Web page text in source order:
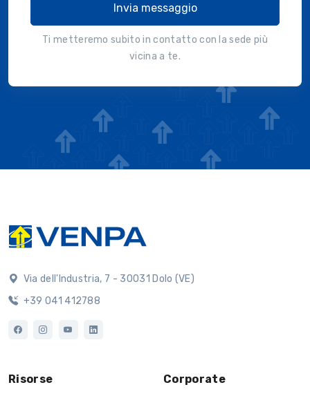
Invia messaggio
Ti metteremo subito in contatto con la sede più
vicina a te.
Via dell'Industria, 7 - 30031 Dolo (VE)
+39 041 412788
Risorse Corporate